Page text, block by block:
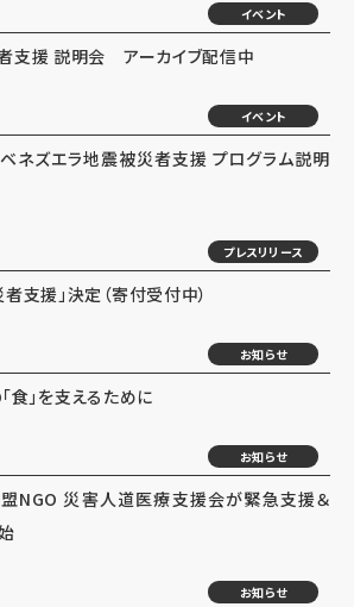
イベント
支援 説明会 アーカイブ配信中
イベント
ベネズエラ地震被災者支援 プログラム説明
プレスリリース
支援」決定（寄付受付中）
お知らせ
食」を支えるために
お知らせ
NGO 災害人道医療支援会が緊急支援＆
お知らせ